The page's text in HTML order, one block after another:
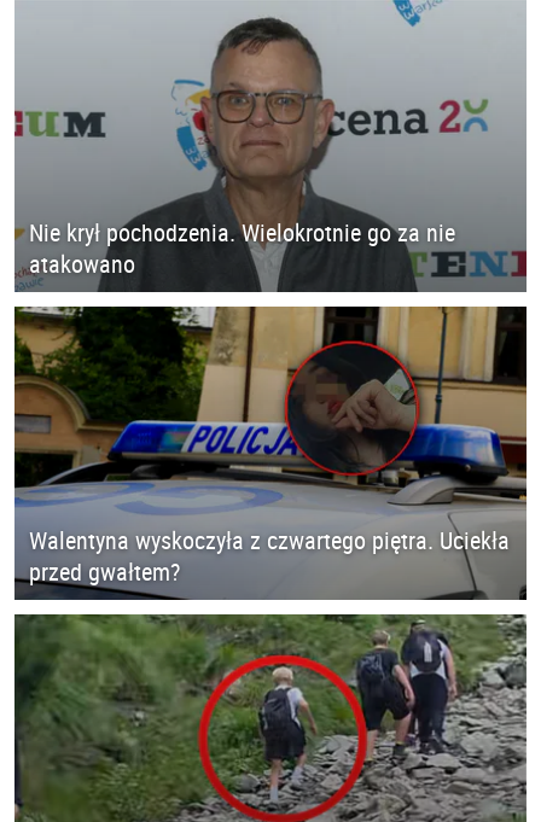
Nie krył pochodzenia. Wielokrotnie go za nie
atakowano
Walentyna wyskoczyła z czwartego piętra. Uciekła
przed gwałtem?